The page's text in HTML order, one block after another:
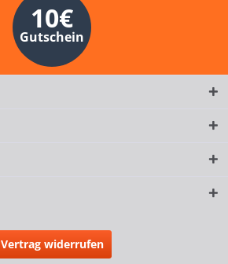
10€
Gutschein
Vertrag widerrufen